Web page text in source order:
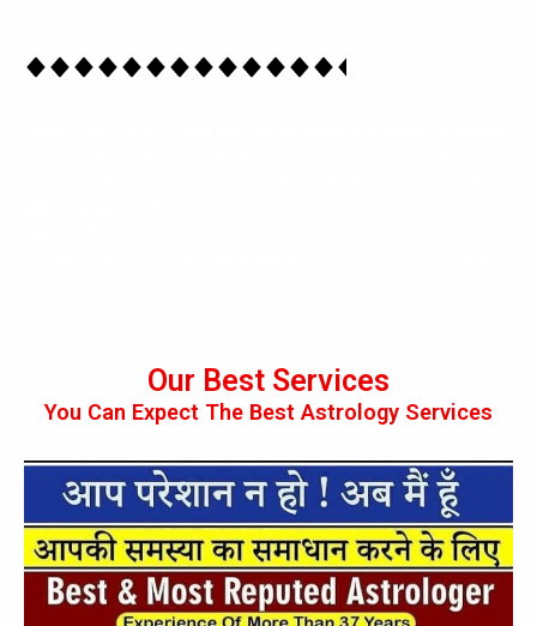
Our Best Services
You Can Expect The Best Astrology Services